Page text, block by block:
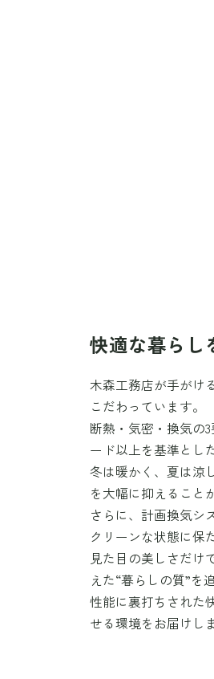
快適な暮らし
木森工務店が手がけ
こだわっています。
断熱・気密・換気の
ード以上を基準とし
冬は暖かく、夏は涼
を大幅に抑えること
さらに、計画換気シ
クリーンな状態に保
見た目の美しさだけ
えた“暮らしの質”を
性能に裏打ちされた
せる環境をお届けし